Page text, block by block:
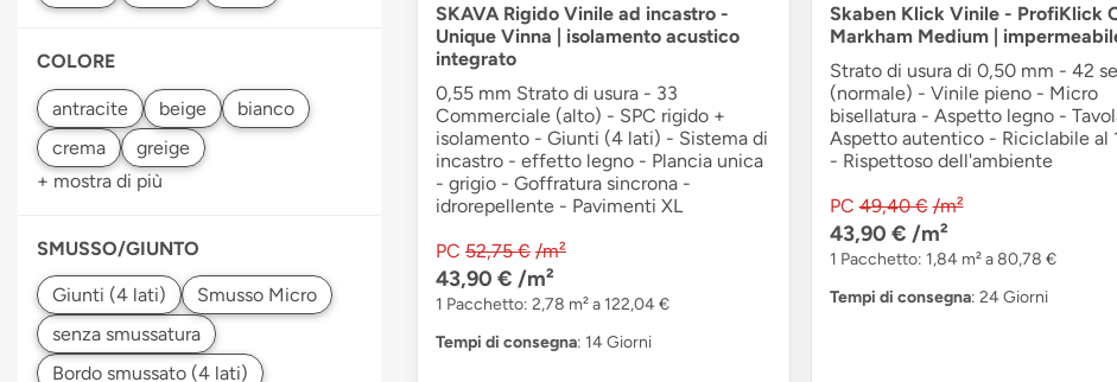
COLORE
+ mostra di più
SMUSSO/GIUNTO
SKAVA Rigido Vinile ad incastro -
Unique Vinna | isolamento acustico
integrato
0,55 mm Strato di usura - 33
Commerciale (alto) - SPC rigido +
isolamento - Giunti (4 lati) - Sistema di
incastro - effetto legno - Plancia unica
- grigio - Goffratura sincrona -
idrorepellente - Pavimenti XL
PC 52,75 € /m²
43,90 € /m²
1 Pacchetto: 2,78 m² a 122,04 €
Tempi di consegna: 14 Giorni
Skaben Klick Vinile - ProfiKlick
Markham Medium |
Strato di usura di 0,50 mm - 42
(normale) - Vinile pieno - Micro
bisellatura - Aspetto legno -
Aspetto autentico - Riciclabile al
- Rispettoso dell'ambiente
PC 49,40 € /m²
43,90 € /m²
1 Pacchetto: 1,84 m² a 80,78 €
Tempi di consegna: 24 Giorni